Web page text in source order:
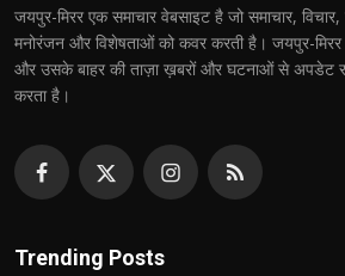
जयपुर-मिरर एक समाचार वेबसाइट है जो समाचार,
मनोरंजन और विशेषताओं को कवर करती है। जयपुर-
और उसके बाहर की ताज़ा ख़बरों और घटनाओं से अपडेट
करता है।
Trending Posts